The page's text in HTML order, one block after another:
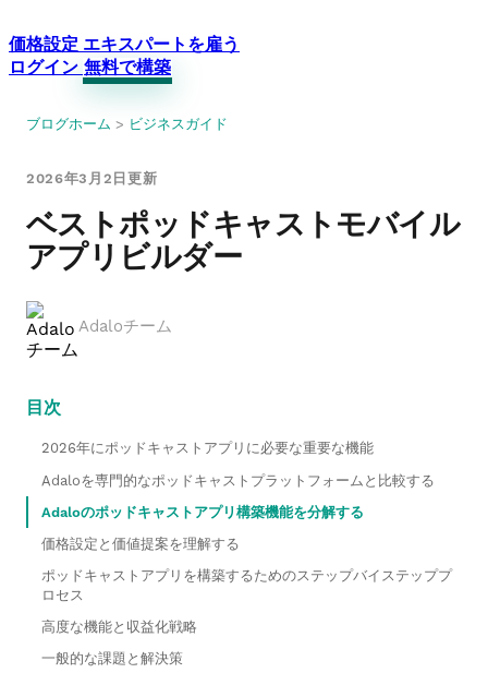
価格設定 エキスパートを雇う
ログイン 無料で構築
ブログホーム > ビジネスガイド
2026年3月2日更新
ベストポッドキャストモバイル
アプリビルダー
Adaloチーム
目次
2026年にポッドキャストアプリに必要な重要な機能
Adaloを専門的なポッドキャストプラットフォームと比較する
Adaloのポッドキャストアプリ構築機能を分解する
価格設定と価値提案を理解する
ポッドキャストアプリを構築するためのステップバイステッププ
ロセス
高度な機能と収益化戦略
一般的な課題と解決策